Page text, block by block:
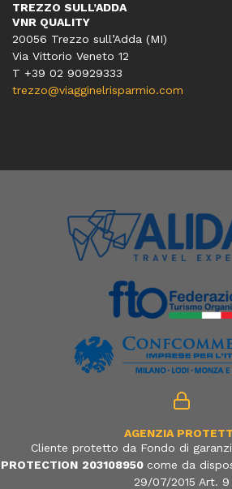
TREZZO SULL’ADDA
VNR QUALITY
20056 Trezzo sull’Adda (MI)
Via Vittorio Veneto 12
T +39 02 90929333
trezzo@viagginelrisparmio.com
AGENZIA
Cliente protetto da Fondo di
PROTECTION 203108950 come da
29/07/2015 Art. 9